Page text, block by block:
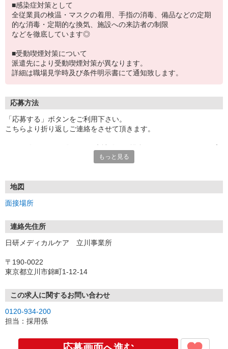
■感染症対策として
全従業員の検温・マスクの着用、手指の消毒、備品などの定期
的な消毒・定期的な換気、施設への来訪者の制限
などを徹底しています◎
■受動喫煙対策について
派遣先により受動喫煙対策が異なります。
詳細は職場見学時及び条件明示書にて通知致します。
応募方法
「応募する」ボタンをご利用下さい。
こちらより折り返しご連絡をさせて頂きます。
もっと見る
地図
面接場所
連絡先住所
日研メディカルケア 立川事業所
〒190-0022
東京都立川市錦町1-12-14
この求人に関するお問い合わせ
0120-934-200
担当：採用係